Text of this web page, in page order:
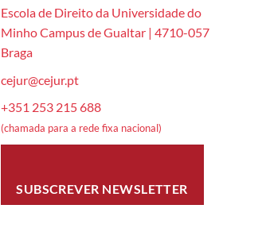
Escola de Direito da Universidade do
Minho Campus de Gualtar | 4710-057
Braga
cejur@cejur.pt
+351 253 215 688
(chamada para a rede fixa nacional)
SUBSCREVER NEWSLETTER